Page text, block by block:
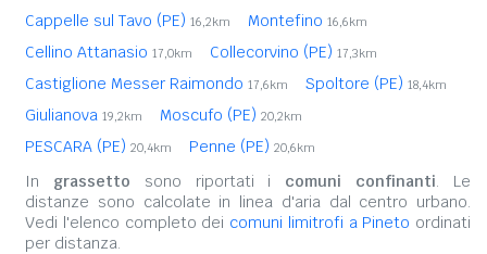
Cappelle sul Tavo (PE) 16,2km Montefino 16,6km
Cellino Attanasio 17,0km Collecorvino (PE) 17,3km
Castiglione Messer Raimondo 17,6km Spoltore (PE) 18,4km
Giulianova 19,2km Moscufo (PE) 20,2km
PESCARA (PE) 20,4km Penne (PE) 20,6km
In grassetto sono riportati i comuni confinanti. Le
distanze sono calcolate in linea d'aria dal centro urbano.
Vedi l'elenco completo dei comuni limitrofi a Pineto ordinati
per distanza.